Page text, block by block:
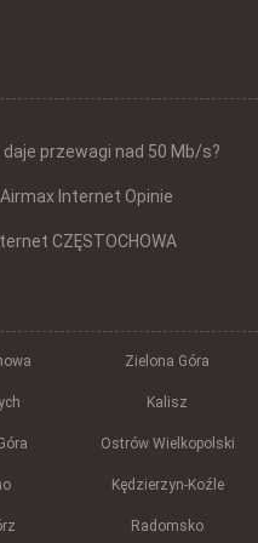
przewagi nad 50 Mb/s?
Airmax Internet Opinie
CZĘSTOCHOWA
Zielona Góra
Kalisz
Ostrów Wielkopolski
Kędzierzyn-Koźle
Radomsko